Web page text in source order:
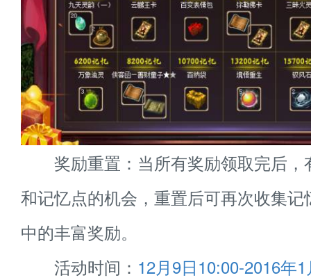
奖励重置：当所有奖励领取完后，
和记忆点的机会，重置后可再次收集
中的丰富奖励。
活动时间： 12月9日10:00-2016年